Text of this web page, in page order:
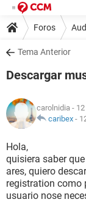
Foros
Tema Anterior
Descargar
carolnidia -
caribex -
Hola,
quisiera saber
ares, quiero
registration como
usuario nose